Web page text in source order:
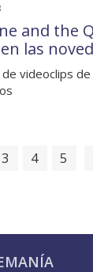
and the
las
videoclips
3 4 5